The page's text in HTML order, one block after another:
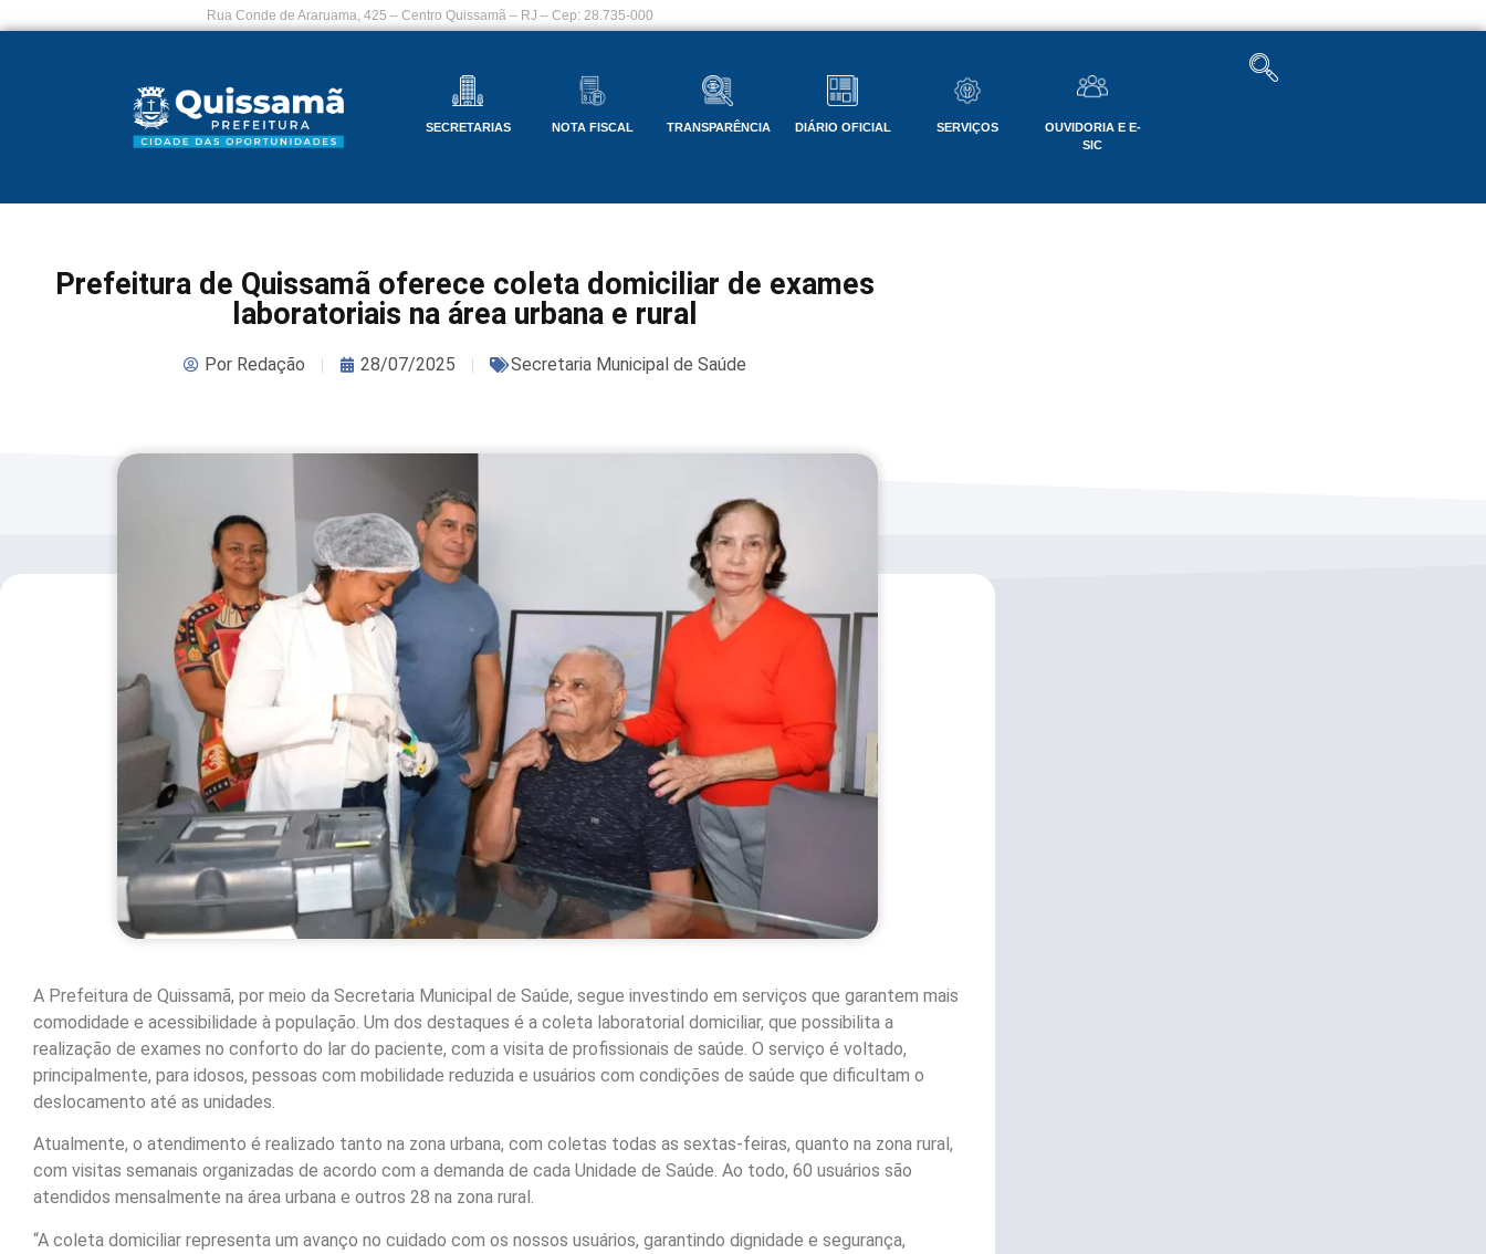
Rua Conde de Araruama, 425 – Centro Quissamã – RJ – Cep: 28.735-000
SECRETARIAS NOTA FISCAL TRANSPARÊNCIA DIÁRIO OFICIAL SERVIÇOS
OUVIDORIA E E-
SIC
Prefeitura de Quissamã oferece coleta domiciliar de exames
laboratoriais na área urbana e rural
PorRedação 28/07/2025 Secretaria Municipal de Saúde
A Prefeitura de Quissamã, por meio da Secretaria Municipal de Saúde, segue investindo em serviços que garantem mais
comodidade e acessibilidade à população. Um dos destaques é a coleta laboratorial domiciliar, que possibilita a
realização de exames no conforto do lar do paciente, com a visita de profissionais de saúde. O serviço é voltado,
principalmente, para idosos, pessoas com mobilidade reduzida e usuários com condições de saúde que dificultam o
deslocamento até as unidades.
Atualmente, o atendimento é realizado tanto na zona urbana, com coletas todas as sextas-feiras, quanto na zona rural,
com visitas semanais organizadas de acordo com a demanda de cada Unidade de Saúde. Ao todo, 60 usuários são
atendidos mensalmente na área urbana e outros 28 na zona rural.
“A coleta domiciliar representa um avanço no cuidado com os nossos usuários, garantindo dignidade e segurança,